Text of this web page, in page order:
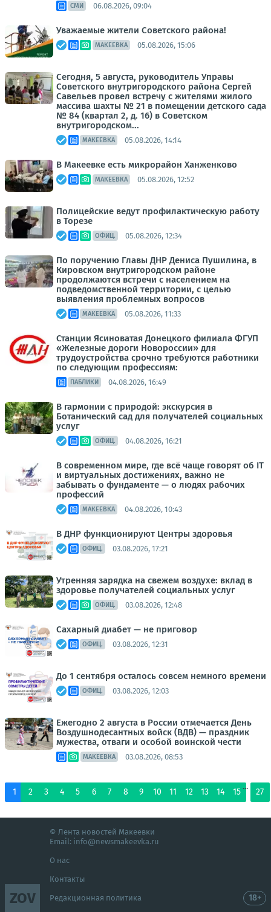
СМИ 06.08.2026, 09:04
Уважаемые жители Советского района!
МАКЕЕВКА 05.08.2026, 15:06
Сегодня, 5 августа, руководитель Управы
Советского внутригородского района Сергей
Савельев провел встречу с жителями жилого
массива шахты № 21 в помещении детского сада
№ 84 (квартал 2, д. 16) в Советском
внутригородском...
МАКЕЕВКА 05.08.2026, 14:14
В Макеевке есть микрорайон Ханженково
МАКЕЕВКА 05.08.2026, 12:52
Полицейские ведут профилактическую работу
в Торезе
ОФИЦ. 05.08.2026, 12:34
По поручению Главы ДНР Дениса Пушилина, в
Кировском внутригородском районе
продолжаются встречи с населением на
подведомственной территории, с целью
выявления проблемных вопросов
МАКЕЕВКА 05.08.2026, 11:33
Станции Ясиноватая Донецкого филиала ФГУП
«Железные дороги Новороссии» для
трудоустройства срочно требуются работники
по следующим профессиям:
ПАБЛИКИ 04.08.2026, 16:49
В гармонии с природой: экскурсия в
Ботанический сад для получателей социальных
услуг
ОФИЦ. 04.08.2026, 16:21
В современном мире, где всё чаще говорят об IT
и виртуальных достижениях, важно не
забывать о фундаменте — о людях рабочих
профессий
МАКЕЕВКА 04.08.2026, 10:43
В ДНР функционируют Центры здоровья
ОФИЦ. 03.08.2026, 17:21
Утренняя зарядка на свежем воздухе: вклад в
здоровье получателей социальных услуг
ОФИЦ. 03.08.2026, 12:48
Сахарный диабет — не приговор
ОФИЦ. 03.08.2026, 12:31
До 1 сентября осталось совсем немного времени
ОФИЦ. 03.08.2026, 12:03
Ежегодно 2 августа в России отмечается День
Воздушнодесантных войск (ВДВ) — праздник
мужества, отваги и особой воинской чести
МАКЕЕВКА 03.08.2026, 08:53
1 2 3 4 5 6 7 8 9 10 11 12 13 14 15
...
27
ZOV
© Лента новостей Макеевки
Email: info@newsmakeevka.ru
О нас
Контакты
Редакционная политика 18+